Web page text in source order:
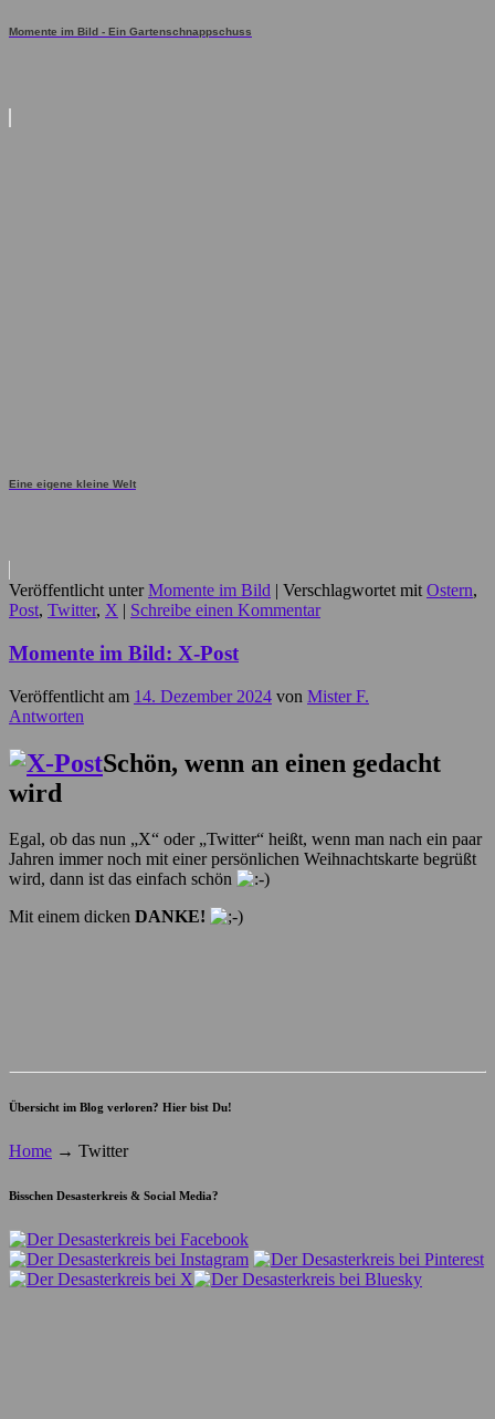
Momente im Bild - Ein Gartenschnappschuss
Eine eigene kleine Welt
Veröffentlicht unter Momente im Bild | Verschlagwortet mit Ostern,
Post, Twitter, X | Schreibe einen Kommentar
Momente im Bild: X-Post
Veröffentlicht am 14. Dezember 2024 von Mister F.
Antworten
Schön, wenn an einen gedacht
wird
Egal, ob das nun „X“ oder „Twitter“ heißt, wenn man nach ein paar
Jahren immer noch mit einer persönlichen Weihnachtskarte begrüßt
wird, dann ist das einfach schön
Mit einem dicken DANKE!
Übersicht im Blog verloren? Hier bist Du!
Home → Twitter
Bisschen Desasterkreis & Social Media?